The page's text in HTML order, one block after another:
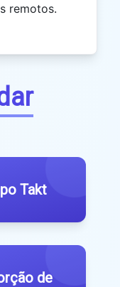
remotos.
Takt
de